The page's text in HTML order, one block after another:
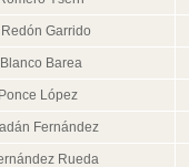
Garrido
Blanco Barea
López
Fernández
Rueda